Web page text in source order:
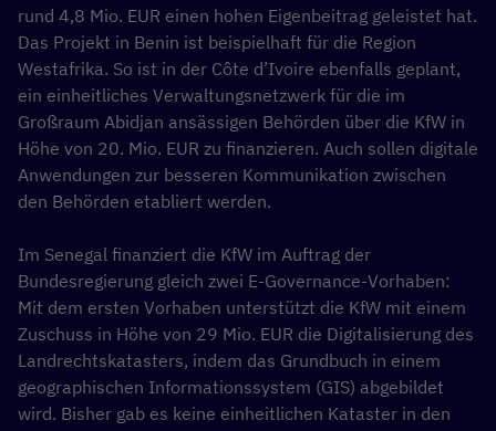
rund 4,8 Mio. EUR einen hohen Eigenbeitrag geleistet hat.
Das Projekt in Benin ist beispielhaft für die Region
Westafrika. So ist in der Côte d’Ivoire ebenfalls geplant,
ein einheitliches Verwaltungsnetzwerk für die im
Großraum Abidjan ansässigen Behörden über die KfW in
Höhe von 20. Mio. EUR zu finanzieren. Auch sollen digitale
Anwendungen zur besseren Kommunikation zwischen
den Behörden etabliert werden.
Im Senegal finanziert die KfW im Auftrag der
Bundesregierung gleich zwei E-Governance-Vorhaben:
Mit dem ersten Vorhaben unterstützt die KfW mit einem
Zuschuss in Höhe von 29 Mio. EUR die Digitalisierung des
Landrechtskatasters, indem das Grundbuch in einem
geographischen Informationssystem (GIS) abgebildet
wird. Bisher gab es keine einheitlichen Kataster in den